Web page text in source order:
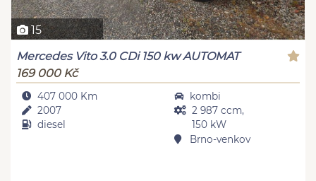
15
Mercedes Vito 3.0 CDi 150 kw AUTOMAT
169 000 Kč
407 000 Km
2007
diesel
kombi
2 987 ccm,
150 kW
Brno-venkov